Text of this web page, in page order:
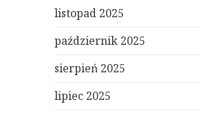
listopad 2025
październik 2025
sierpień 2025
lipiec 2025